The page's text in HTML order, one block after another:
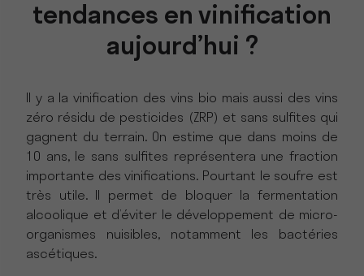
tendances en vinification
aujourd’hui ?
Il y a la vinification des vins bio mais aussi des vins
zéro résidu de pesticides (ZRP) et sans sulfites qui
gagnent du terrain. On estime que dans moins de
10 ans, le sans sulfites représentera une fraction
importante des vinifications. Pourtant le soufre est
très utile. Il permet de bloquer la fermentation
alcoolique et d’éviter le développement de micro-
organismes nuisibles, notamment les bactéries
ascétiques.